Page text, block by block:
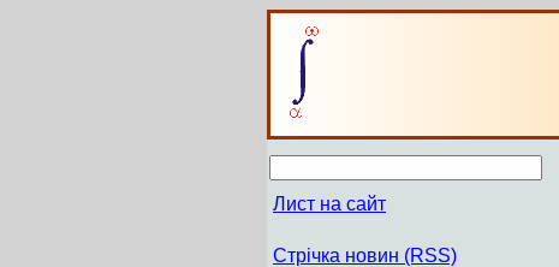
Лист на сайт
Стрічка новин (RSS)